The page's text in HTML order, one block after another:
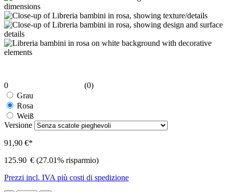
0
(0)
Grau
Rosa
Weiß
Versione
91,90 €*
125.90 € (27.01% risparmio)
Prezzi incl. IVA più costi di spedizione